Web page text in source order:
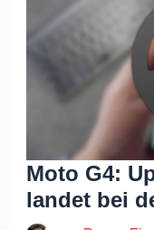
Moto G4:
landet bei